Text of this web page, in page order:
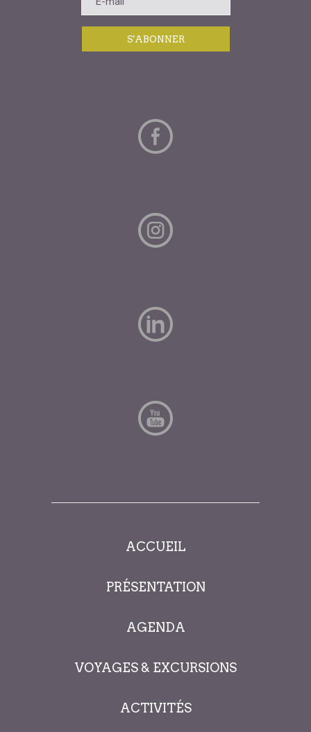
S'ABONNER
ACCUEIL
PRÉSENTATION
AGENDA
VOYAGES & EXCURSIONS
ACTIVITÉS